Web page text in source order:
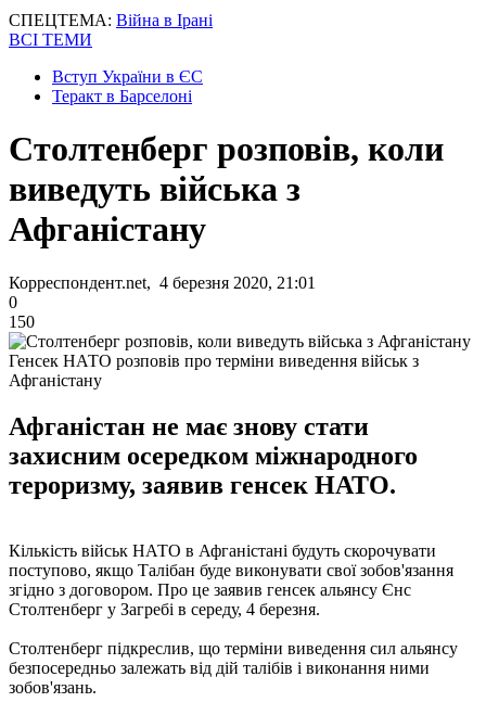
СПЕЦТЕМА: Війна в Ірані
ВСІ ТЕМИ
Вступ України в ЄС
Теракт в Барселоні
Столтенберг розповів, коли
виведуть війська з
Афганістану
Корреспондент.net, 4 березня 2020, 21:01
0
150
Генсек НАТО розповів про терміни виведення військ з
Афганістану
Афганістан не має знову стати
захисним осередком міжнародного
тероризму, заявив генсек НАТО.
Кількість військ НАТО в Афганістані будуть скорочувати
поступово, якщо Талібан буде виконувати свої зобов'язання
згідно з договором. Про це заявив генсек альянсу Єнс
Столтенберг у Загребі в середу, 4 березня.
Столтенберг підкреслив, що терміни виведення сил альянсу
безпосередньо залежать від дій талібів і виконання ними
зобов'язань.